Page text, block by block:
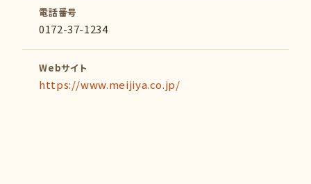
電話番号
0172-37-1234
Webサイト
https://www.meijiya.co.jp/